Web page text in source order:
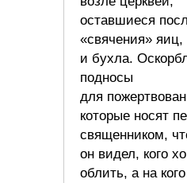
оставшиеся
«свячения» яиц,
и бухла.
подносы
для
которые носят
священником,
он видел, кого
облить, а на